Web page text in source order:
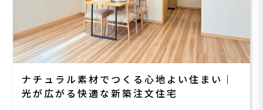
ナチュラル素材でつくる心地よい住まい｜
光が広がる快適な新築注文住宅